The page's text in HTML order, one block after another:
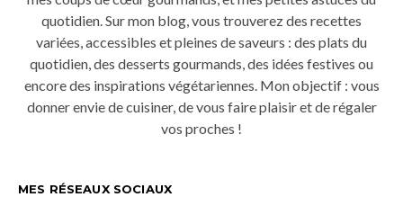
quotidien. Sur mon blog, vous trouverez des recettes
variées, accessibles et pleines de saveurs : des plats du
quotidien, des desserts gourmands, des idées festives ou
encore des inspirations végétariennes. Mon objectif : vous
donner envie de cuisiner, de vous faire plaisir et de régaler
vos proches !
MES RÉSEAUX SOCIAUX